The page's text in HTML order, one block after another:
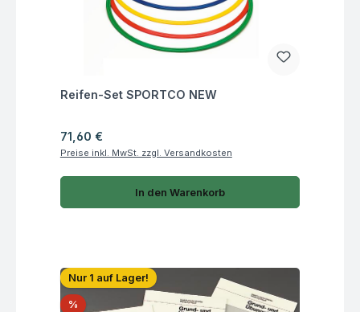
Fragen zum Artikel
Reifen-Set SPORTCO NEW
Regulärer Preis:
71,60 €
Preise inkl. MwSt. zzgl. Versandkosten
In den Warenkorb
Nur 1 auf Lager!
%Rabatt